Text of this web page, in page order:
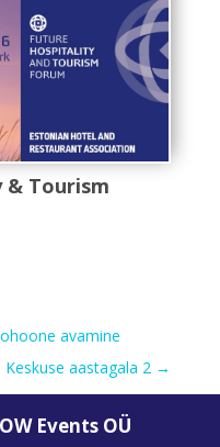
Tourism
avamine
Keskuse aastagala 2 →
Events OÜ